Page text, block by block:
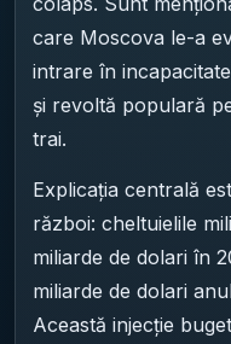
care Moscova le-a
intrare în
și revoltă populară
trai.
Explicația centrală
război: cheltuielile
miliarde de dolari în
miliarde de dolari
Această injecție